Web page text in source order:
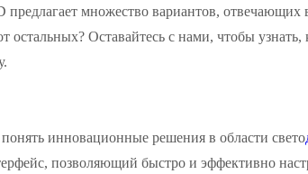
множество вариантов,
Оставайтесь с нами, чтобы узнать,
инновационные решения в области свето
позволяющий быстро и эффективно